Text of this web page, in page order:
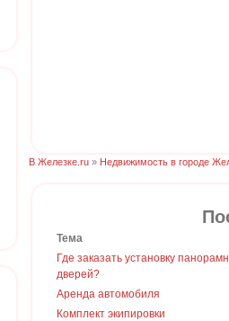
В Железке.ru » Недвижимость в городе
Тема
Где заказать установку
дверей?
Аренда автомобиля
Комплект экипировки